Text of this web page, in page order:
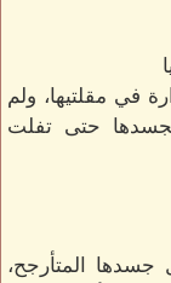
في مقلتيها، ولم
حتى تفلت
المتأرجح،